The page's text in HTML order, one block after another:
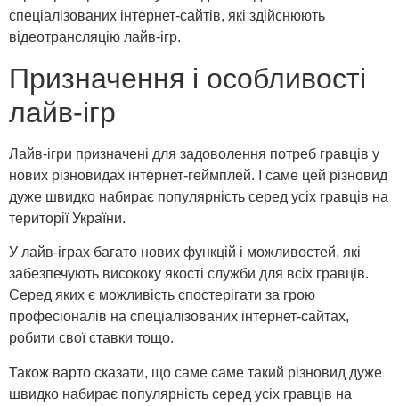
спеціалізованих інтернет-сайтів, які здійснюють
відеотрансляцію лайв-ігр.
Призначення і особливості
лайв-ігр
Лайв-ігри призначені для задоволення потреб гравців у
нових різновидах інтернет-геймплей. І саме цей різновид
дуже швидко набирає популярність серед усіх гравців на
території України.
У лайв-іграх багато нових функцій і можливостей, які
забезпечують висококу якості служби для всіх гравців.
Серед яких є можливість спостерігати за грою
професіоналів на спеціалізованих інтернет-сайтах,
робити свої ставки тощо.
Також варто сказати, що саме саме такий різновид дуже
швидко набирає популярність серед усіх гравців на